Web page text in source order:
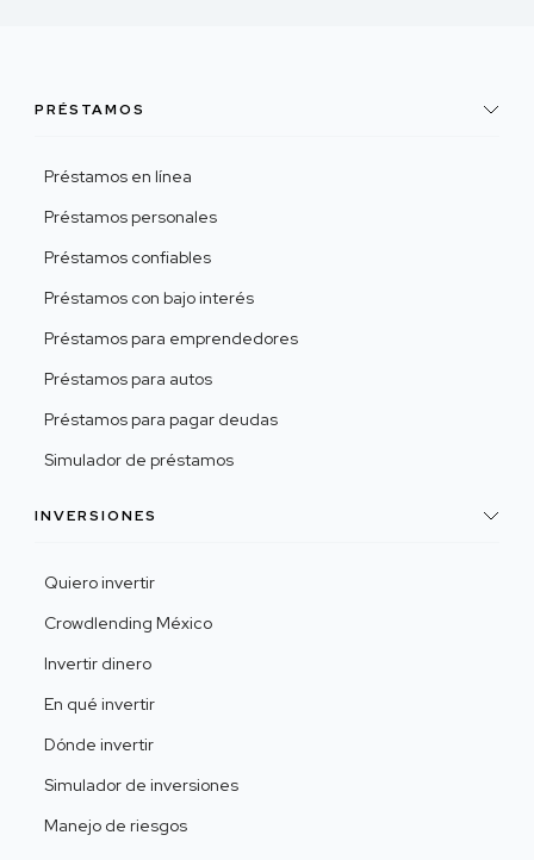
PRÉSTAMOS
Préstamos en línea
Préstamos personales
Préstamos confiables
Préstamos con bajo interés
Préstamos para emprendedores
Préstamos para autos
Préstamos para pagar deudas
Simulador de préstamos
INVERSIONES
Quiero invertir
Crowdlending México
Invertir dinero
En qué invertir
Dónde invertir
Simulador de inversiones
Manejo de riesgos